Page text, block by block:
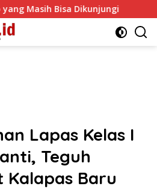
Bisa Dikunjungi Dampak
Lapas Kelas I
Teguh
Kalapas Baru